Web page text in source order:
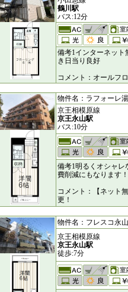
鶴川駅
バス:12分
備考1インターネッ
き日当り良好
コメント：オールフ
物件名：ラフォーレ
京王相模原線
京王永山駅
バス:10分
備考1明るくオシャレ
費削減にもなります！
コメント：【ネット
更！
物件名：フレスコ永
京王相模原線
京王永山駅
徒歩:7分